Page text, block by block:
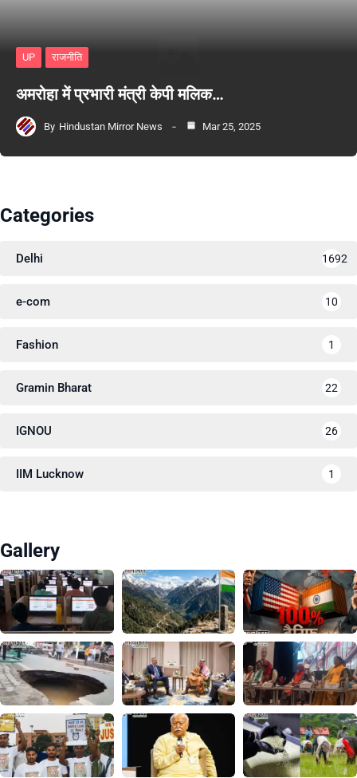
UP राजनीति
अमरोहा में प्रभारी मंत्री केपी मलिक…
By Hindustan Mirror News Mar 25, 2025
Categories
Delhi 1692
e-com 10
Fashion 1
Gramin Bharat 22
IGNOU 26
IIM Lucknow 1
Gallery